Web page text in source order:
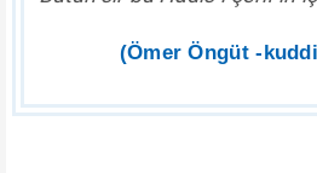
(Ömer Öngüt -